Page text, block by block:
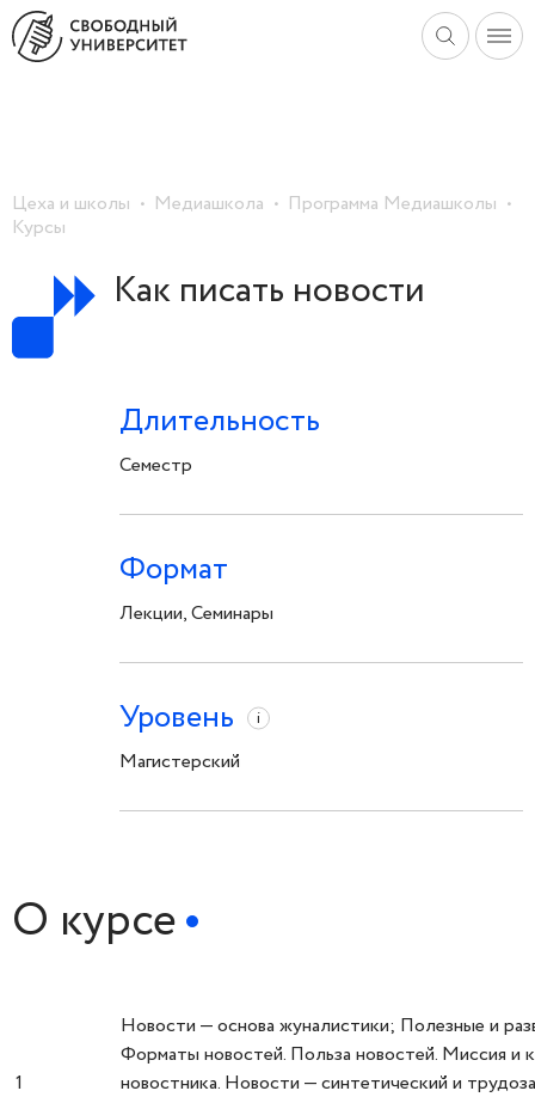
Цеха и школы Медиашкола
Программа Медиашколы
Курсы
Как писать новости
Длительность
Семестр
Формат
Лекции, Семинары
Уровень i
Магистерский
О курсе
1
Новости — основа жуналистики; Полезные и
Форматы новостей. Польза новостей. Миссия и
новостника. Новости — синтетический и